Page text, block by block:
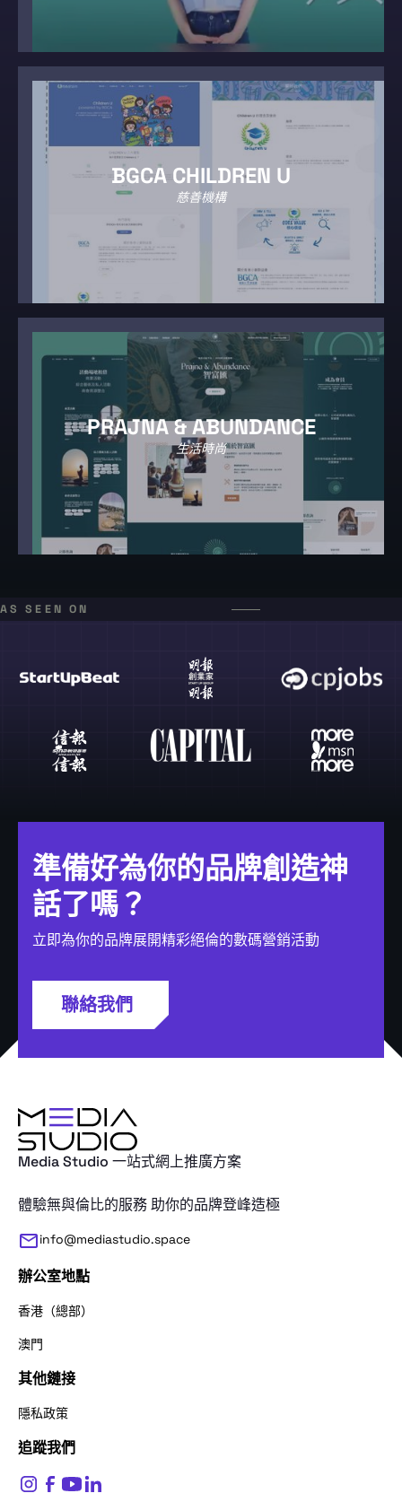
BGCA CHILDREN U
慈善機構
PRAJNA & ABUNDANCE
生活時尚
AS SEEN ON
準備好為你的品牌創造神
話了嗎？
立即為你的品牌展開精彩絕倫的數碼營銷活動
聯絡我們
Media Studio 一站式網上推廣方案
體驗無與倫比的服務 助你的品牌登峰造極
info@mediastudio.space
辦公室地點
香港（總部）
澳門
其他鏈接
隱私政策
追蹤我們
$0
感謝您的查詢。請問我們應該怎麼稱呼
姓名*